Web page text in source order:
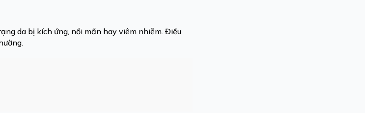
da bị kích ứng, nổi mẩn hay viêm nhiễm. Điều